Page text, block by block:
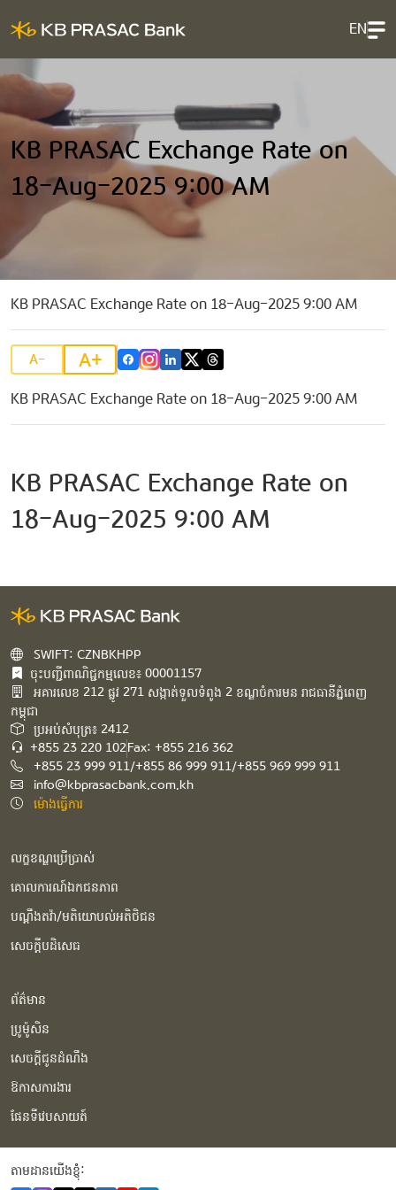
EN
KB PRASAC Exchange Rate on
18-Aug-2025 9:00 AM
KB PRASAC Exchange Rate on 18-Aug-2025 9:00 AM
A- A+
KB PRASAC Exchange Rate on 18-Aug-2025 9:00 AM
KB PRASAC Exchange Rate on
18-Aug-2025 9:00 AM
SWIFT: CZNBKHPP
ចុះបញ្ជីពាណិជ្ជកម្មលេខ៖ 00001157
អគារ​លេខ​ 212 ផ្លូវ 271 សង្កាត់ទួលទំពូង 2 ខណ្ឌចំការមន រាជធានីភ្នំពេញ
កម្ពុជា​
ប្រអប់សំបុត្រ៖ 2412
+855 23 220 102Fax: +855 216 362
+855 23 999 911/+855 86 999 911/+855 969 999 911
info@kbprasacbank.com.kh
ម៉ោងធ្វើការ
លក្ខខណ្ឌប្រើប្រាស់
គោលការណ៍ឯកជនភាព
បណ្ដឹងតវ៉ា/មតិយោបល់អតិថិជន
សេចក្ដីបដិសេធ
ព័ត៌មាន
ប្រូម៉ូសិន
សេចក្ដីជូនដំណឹង
ឱកាសការងារ
ផែនទីវេបសាយត៍
តាមដានយើងខ្ញុំំ: